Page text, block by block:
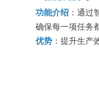
功能介绍 ：通过
确保每一项任务
优势 ：提升生产